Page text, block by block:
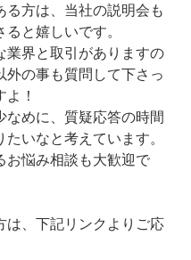
る方は、当社の説明会も
と嬉しいです。
業界と取引がありますの
外の事も質問して下さっ
！
なめに、質疑応答の時間
たいなと考えています。
お悩み相談も大歓迎で
は、下記リンクよりご応